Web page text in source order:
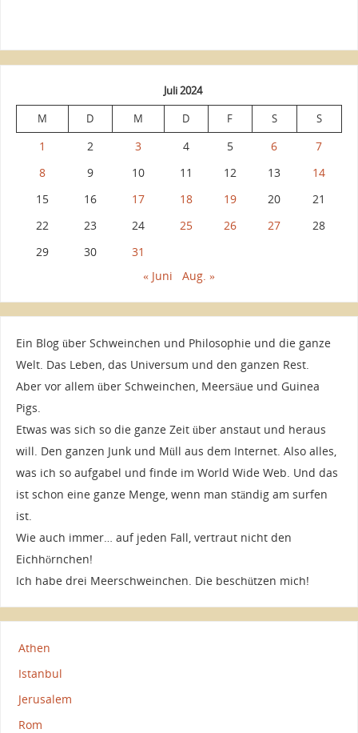
Juli 2024
M
D M D F S S
1 2 3 4 5 6
7
8
9 10 11 12 13
14
15
16 17 18 19 20
21
22
23 24 25 26 27
28
29
30
31
« Juni
Aug. »
Ein Blog über Schweinchen und Philosophie und die ganze
Welt. Das Leben, das Universum und den ganzen Rest.
Aber vor allem über Schweinchen, Meersäue und Guinea
Pigs.
Etwas was sich so die ganze Zeit über anstaut und heraus
will. Den ganzen Junk und Müll aus dem Internet. Also alles,
was ich so aufgabel und finde im World Wide Web. Und das
ist schon eine ganze Menge, wenn man ständig am surfen
ist.
Wie auch immer… auf jeden Fall, vertraut nicht den
Eichhörnchen!
Ich habe drei Meerschweinchen. Die beschützen mich!
Athen
Istanbul
Jerusalem
Rom